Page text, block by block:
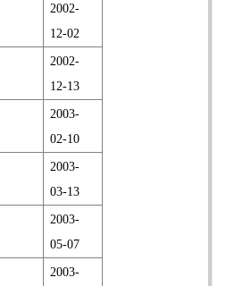
2002-
12-02
2002-
12-13
2003-
02-10
2003-
03-13
2003-
05-07
2003-